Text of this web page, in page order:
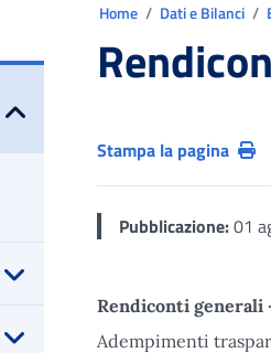
Home Dati e Bilanci
Stampa la pagina
Pubblicazione:01
Rendiconti generali
Adempimenti